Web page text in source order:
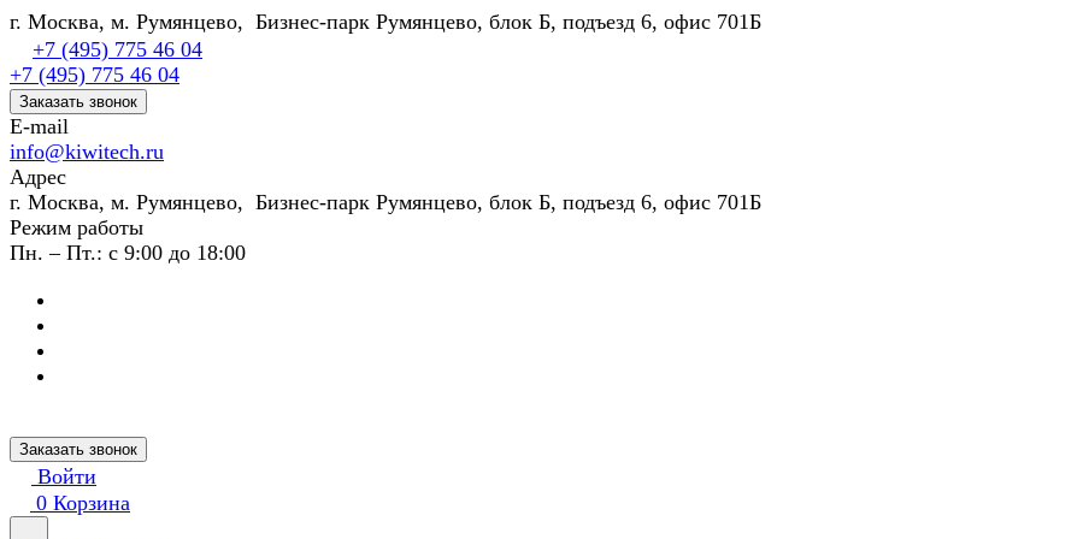
г. Москва, м. Румянцево, Бизнес-парк Румянцево, блок Б, подъезд 6, офис 701Б
+7 (495) 775 46 04
+7 (495) 775 46 04
Заказать звонок
E-mail
info@kiwitech.ru
Адрес
г. Москва, м. Румянцево, Бизнес-парк Румянцево, блок Б, подъезд 6, офис 701Б
Режим работы
Пн. – Пт.: с 9:00 до 18:00
Заказать звонок
Войти
0 Корзина